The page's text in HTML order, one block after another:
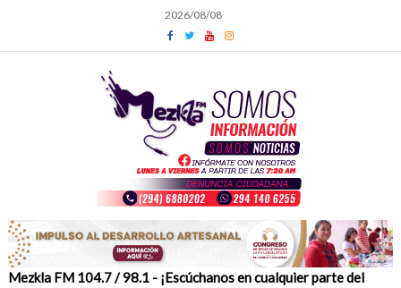
content
2026/08/08
Mezkla FM 104.7 / 98.1 - ¡Escúchanos en cualquier parte del